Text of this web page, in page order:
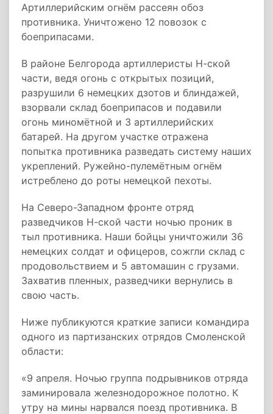
Артиллерийским огнём рассеян обоз
противника. Уничтожено 12 повозок с
боеприпасами.
В районе Белгорода артиллеристы Н-ской
части, ведя огонь с открытых позиций,
разрушили 6 немецких дзотов и блиндажей,
взорвали склад боеприпасов и подавили
огонь миномётной и 3 артиллерийских
батарей. На другом участке отражена
попытка противника разведать систему наших
укреплений. Ружейно-пулемётным огнём
истреблено до роты немецкой пехоты.
На Северо-Западном фронте отряд
разведчиков Н-ской части ночью проник в
тыл противника. Наши бойцы уничтожили 36
немецких солдат и офицеров, сожгли склад с
продовольствием и 5 автомашин с грузами.
Захватив пленных, разведчики вернулись в
свою часть.
Ниже публикуются краткие записи командира
одного из партизанских отрядов Смоленской
области:
«9 апреля. Ночью группа подрывников отряда
заминировала железнодорожное полотно. К
утру на мины нарвался поезд противника. В